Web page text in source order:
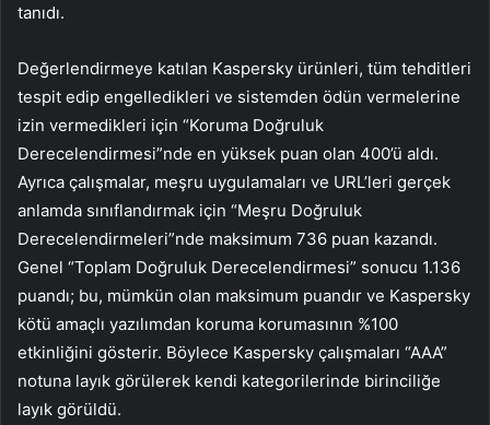
tanıdı.
Değerlendirmeye katılan Kaspersky ürünleri, tüm tehditleri
tespit edip engelledikleri ve sistemden ödün vermelerine
izin vermedikleri için “Koruma Doğruluk
Derecelendirmesi”nde en yüksek puan olan 400’ü aldı.
Ayrıca çalışmalar, meşru uygulamaları ve URL’leri gerçek
anlamda sınıflandırmak için “Meşru Doğruluk
Derecelendirmeleri”nde maksimum 736 puan kazandı.
Genel “Toplam Doğruluk Derecelendirmesi” sonucu 1.136
puandı; bu, mümkün olan maksimum puandır ve Kaspersky
kötü amaçlı yazılımdan koruma korumasının %100
etkinliğini gösterir. Böylece Kaspersky çalışmaları “AAA”
notuna layık görülerek kendi kategorilerinde birinciliğe
layık görüldü.